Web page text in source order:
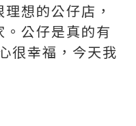
想的公仔店，
公仔是真的有
很幸福，今天我